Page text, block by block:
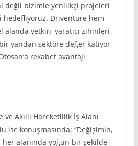
değil bizimle yenilikçi projeleri
hedefliyoruz. Driventure hem
alanda yetkin, yaratıcı zihinleri
yandan sektöre değer katıyor,
rekabet avantajı
Akıllı Hareketlilik İş Alanı
ise konuşmasında; “Değişimin,
alanında yoğun bir şekilde